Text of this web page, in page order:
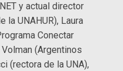
y actual director
la UNAHUR), Laura
Conectar
(Argentinos
(rectora de la UNA),